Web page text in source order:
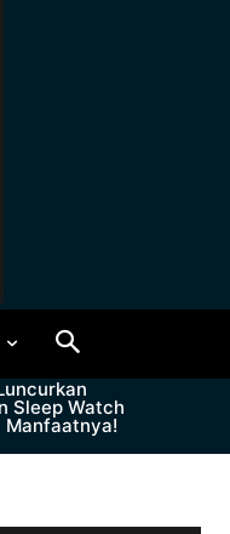
Sleep Watch
Manfaatnya!